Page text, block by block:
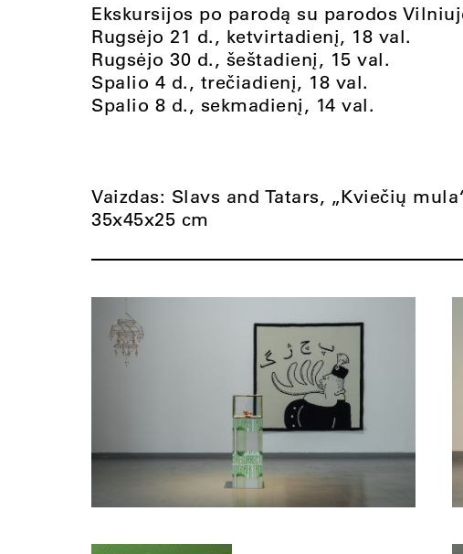
Ekskursijos po parodą su parodos
Rugsėjo 21 d., ketvirtadienį, 18 val.
Rugsėjo 30 d., šeštadienį, 15 val.
Spalio 4 d., trečiadienį, 18 val.
Spalio 8 d., sekmadienį, 14 val.
Vaizdas: Slavs and Tatars, „Kviečių
35x45x25 cm